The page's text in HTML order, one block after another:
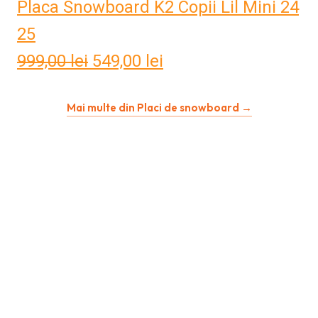
Placa Snowboard K2 Copii Lil Mini 24
25
999,00lei Prețul
a
549,00 lei
este:
Mai multe din Placi de snowboard →